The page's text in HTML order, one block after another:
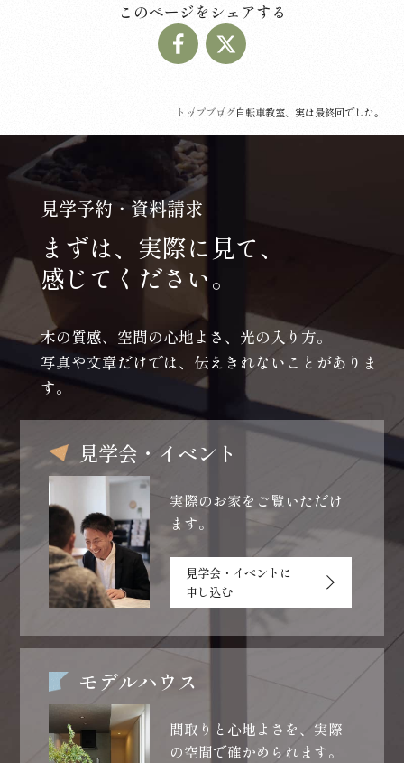
このページをシェアする
トップブログ自転車教室、実は最終回でした。
見学予約・資料請求
まずは、実際に見て、
感じてください。
木の質感、空間の心地よさ、光の入り方。
写真や文章だけでは、伝えきれないことがありま
す。
見学会・イベント
実際のお家をご覧いただけ
ます。
見学会・イベントに
申し込む
モデルハウス
間取りと心地よさを、 実際
の空間で確かめられます。